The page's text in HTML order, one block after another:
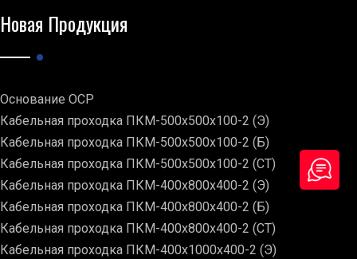
Новая Продукция
Основание ОСР
Кабельная проходка ПКМ-500х500х100-2 (Э)
Кабельная проходка ПКМ-500х500х100-2 (Б)
Кабельная проходка ПКМ-500х500х100-2 (СТ)
Кабельная проходка ПКМ-400х800х400-2 (Э)
Кабельная проходка ПКМ-400х800х400-2 (Б)
Кабельная проходка ПКМ-400х800х400-2 (СТ)
Кабельная проходка ПКМ-400х1000х400-2 (Э)